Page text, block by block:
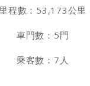
里程數：53,173公里
車門數：5門
乘客數：7人